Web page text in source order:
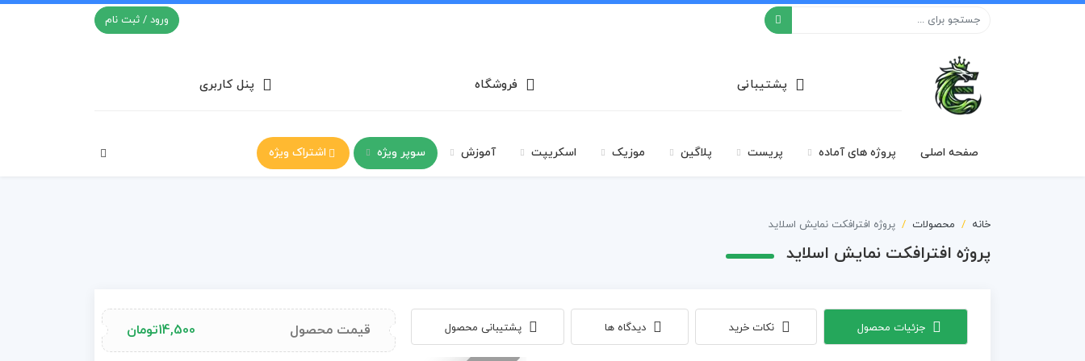
ورود / ثبت نام
پشتیبانی فروشگاه پنل کاربری
صفحه اصلی پروژه های آماده پریست پلاگین موزیک اسکریپت آموزش سوپر ویژه اشتراک ویژه
خانه محصولات پروژه افترافکت نمایش اسلاید
پروژه افترافکت نمایش اسلاید
جزئیات محصول نکات خرید دیدگاه ها پشتیبانی محصول قیمت محصول 14,500تومان